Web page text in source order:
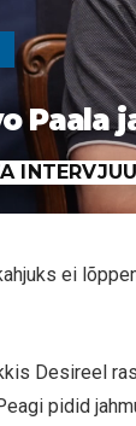
Paala
ei
Desireel
pidid